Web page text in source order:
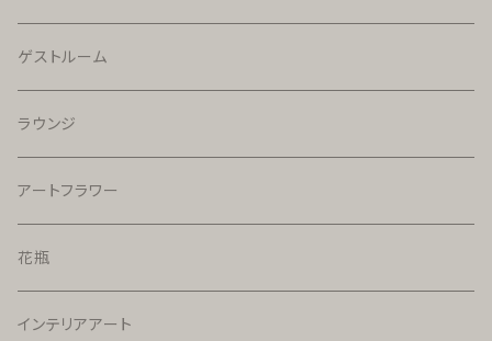
ゲストルーム
ラウンジ
アートフラワー
花瓶
インテリアアート